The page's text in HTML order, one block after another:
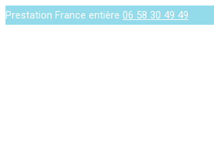
Prestation France entière 06 58 30 49 49